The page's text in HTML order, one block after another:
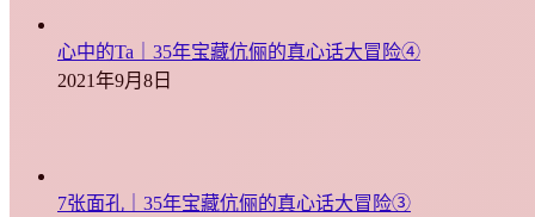
心中的Ta｜35年宝藏伉俪的真心话大冒险④
2021年9月8日
7张面孔｜35年宝藏伉俪的真心话大冒险③